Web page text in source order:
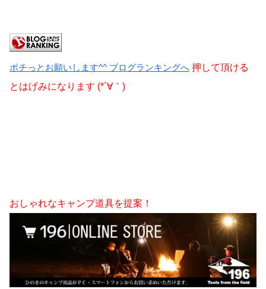
ポチっとお願いします^^ ブログランキングへ 押して頂ける
とはげみになります (*´∀｀)
おしゃれなキャンプ道具を提案！